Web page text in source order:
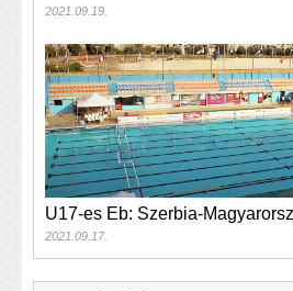
2021.09.19.
U17-es Eb: Szerbia-
2021.09.17.